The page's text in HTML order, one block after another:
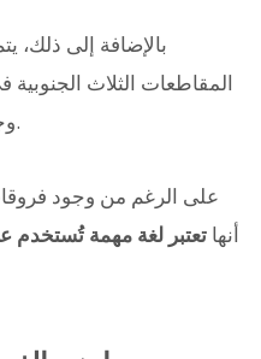
بالإضافة إلى ذلك،
المقاطعات الثلاث الجنوبية
وجزيرة مينداناو في جنوب الفلبين.
على الرغم من وجود فروقات
أنها تعتبر لغة مهمة تُستخدم